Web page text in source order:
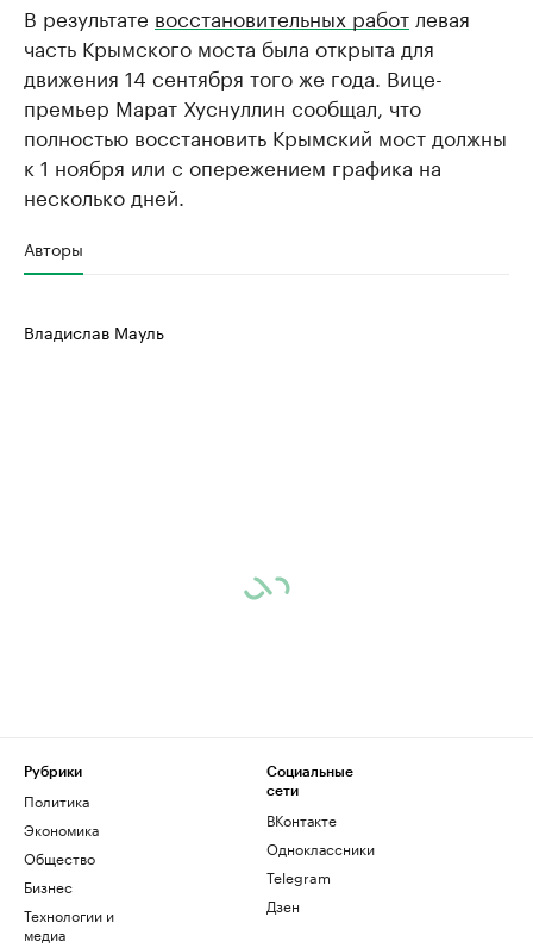
В результате восстановительных работ левая
часть Крымского моста была открыта для
движения 14 сентября того же года. Вице-
премьер Марат Хуснуллин сообщал, что
полностью восстановить Крымский мост должны
к 1 ноября или с опережением графика на
несколько дней.
Авторы
Владислав Мауль
Рубрики
Политика
Экономика
Общество
Бизнес
Технологии и
медиа
Социальные
сети
ВКонтакте
Одноклассники
Telegram
Дзен